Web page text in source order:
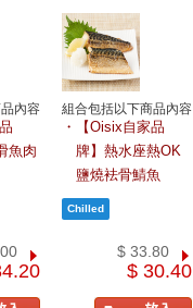
內容
魚肉
組合包括以下商品內容
【Oisix自家品
牌】熱水座熱OK
鹽燒袪骨鯖魚
$ 33.80
$ 30.40